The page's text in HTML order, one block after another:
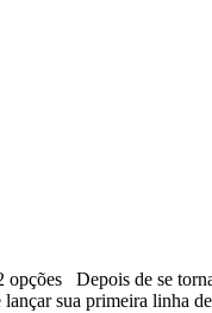
Depois de se
lançar sua primeira linha